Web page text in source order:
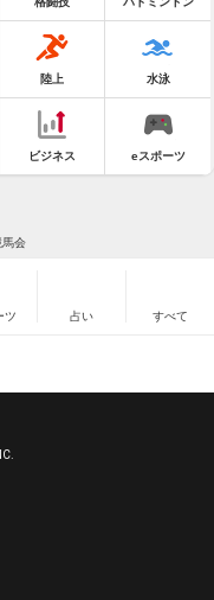
陸上 水泳
ビジネス eスポーツ
馬会
ツ 占い すべて